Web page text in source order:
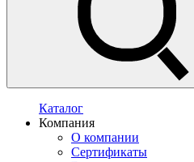
Каталог
Компания
О компании
Сертификаты